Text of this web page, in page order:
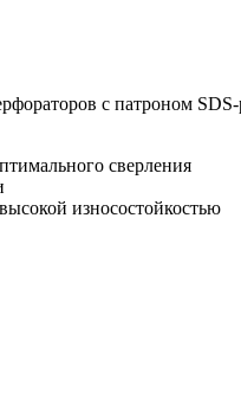
с патроном
сверления
износостойкостью